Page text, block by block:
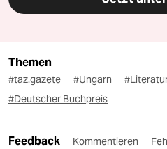
Themen
#taz.gazete #Ungarn
#Deutscher Buchpreis
Feedback Kommentieren